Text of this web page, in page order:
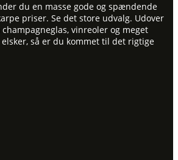
du en masse gode og spændende
priser. Se det store udvalg. Udover
vinreoler og meget
så er du kommet til det rigtige